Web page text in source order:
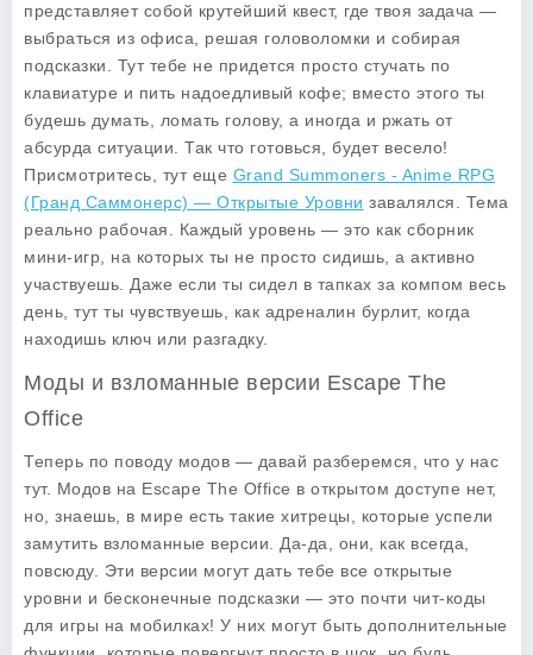
представляет собой крутейший квест, где твоя задача —
выбраться из офиса, решая головоломки и собирая
подсказки. Тут тебе не придется просто стучать по
клавиатуре и пить надоедливый кофе; вместо этого ты
будешь думать, ломать голову, а иногда и ржать от
абсурда ситуации. Так что готовься, будет весело!
Присмотритесь, тут еще Grand Summoners - Anime RPG
(Гранд Саммонерс) — Открытые Уровни завалялся. Тема
реально рабочая. Каждый уровень — это как сборник
мини-игр, на которых ты не просто сидишь, а активно
участвуешь. Даже если ты сидел в тапках за компом весь
день, тут ты чувствуешь, как адреналин бурлит, когда
находишь ключ или разгадку.
Моды и взломанные версии Escape The
Office
Теперь по поводу модов — давай разберемся, что у нас
тут. Модов на Escape The Office в открытом доступе нет,
но, знаешь, в мире есть такие хитрецы, которые успели
замутить взломанные версии. Да-да, они, как всегда,
повсюду. Эти версии могут дать тебе все открытые
уровни и бесконечные подсказки — это почти чит-коды
для игры на мобилках! У них могут быть дополнительные